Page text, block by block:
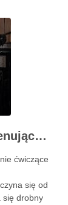
Ciasnota podbarkowa u osób trenujących – kiedy bark przestaje wybaczać błędy na siłowni
ćwiczące
się od
się drobny